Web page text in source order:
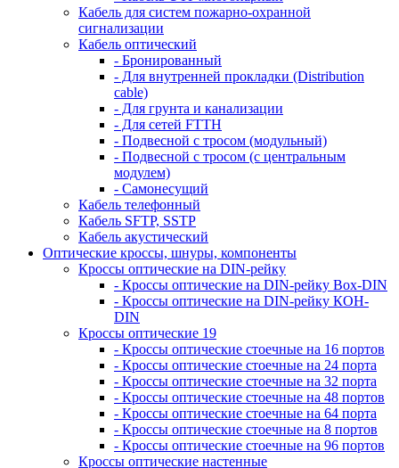
Кабель для систем пожарно-охранной
сигнализации
Кабель оптический
- Бронированный
- Для внутренней прокладки (Distribution
cable)
- Для грунта и канализации
- Для сетей FTTH
- Подвесной с тросом (модульный)
- Подвесной с тросом (с центральным
модулем)
- Самонесущий
Кабель телефонный
Кабель SFTP, SSTP
Кабель акустический
Оптические кроссы, шнуры, компоненты
Кроссы оптические на DIN-рейку
- Кроссы оптические на DIN-рейку Box-DIN
- Кроссы оптические на DIN-рейку КОН-
DIN
Кроссы оптические 19
- Кроссы оптические стоечные на 16 портов
- Кроссы оптические стоечные на 24 порта
- Кроссы оптические стоечные на 32 порта
- Кроссы оптические стоечные на 48 портов
- Кроссы оптические стоечные на 64 порта
- Кроссы оптические стоечные на 8 портов
- Кроссы оптические стоечные на 96 портов
Кроссы оптические настенные